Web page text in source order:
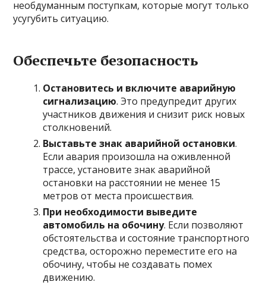
необдуманным поступкам, которые могут только
усугубить ситуацию.
Обеспечьте безопасность
Остановитесь и включите аварийную
сигнализацию. Это предупредит других
участников движения и снизит риск новых
столкновений.
Выставьте знак аварийной остановки.
Если авария произошла на оживленной
трассе, установите знак аварийной
остановки на расстоянии не менее 15
метров от места происшествия.
При необходимости выведите
автомобиль на обочину. Если позволяют
обстоятельства и состояние транспортного
средства, осторожно переместите его на
обочину, чтобы не создавать помех
движению.